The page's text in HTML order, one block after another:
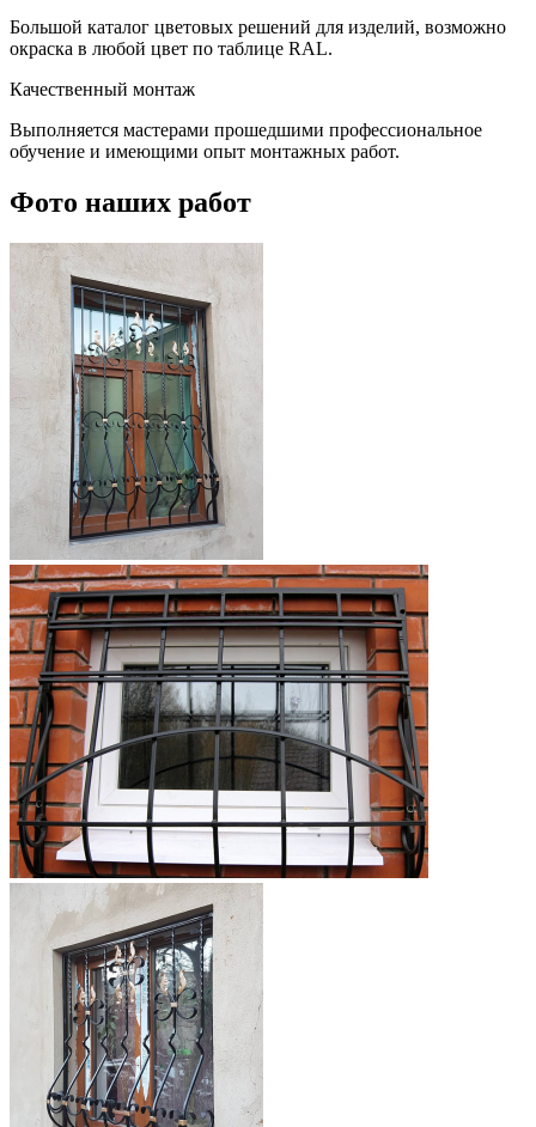
Большой каталог цветовых решений для изделий, возможно
окраска в любой цвет по таблице RAL.
Качественный монтаж
Выполняется мастерами прошедшими профессиональное
обучение и имеющими опыт монтажных работ.
Фото наших работ